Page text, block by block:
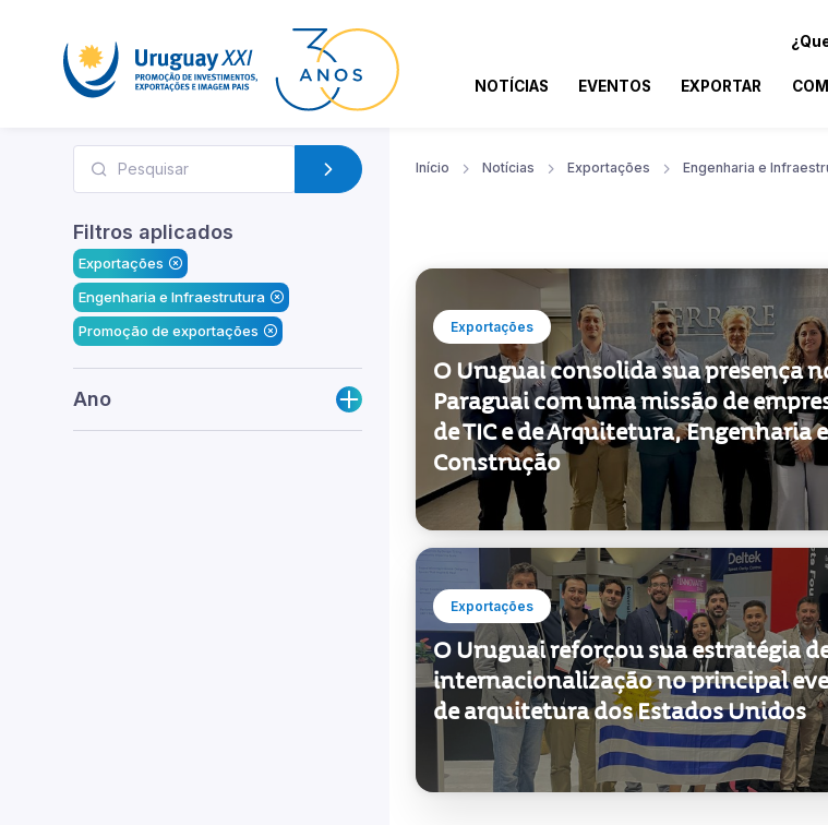
NOTÍCIAS EVENTOS EXPORTAR
Filtros aplicados
Exportações
Engenharia e Infraestrutura
Promoção de exportações
Ano
Início Notícias Exportações Engenharia e
Exportações
O Uruguai consolida sua presença
Paraguai com uma missão de
de TIC e de Arquitetura, Engenharia e
Construção
Exportações
O Uruguai reforçou sua estratégia
internacionalização no principal
de arquitetura dos Estados Unidos